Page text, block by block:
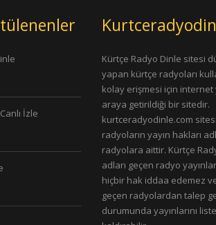
İzle
Kürtçe Radyo Dinle sitesi
yapan kürtçe radyoları
kolay erişmesi için internet
araya getirildiği bir sitedir.
kurtceradyodinle.com
radyoların yayın hakları
radyolara aittir. Kürtçe
adları geçen radyo
hiçbir hak iddaa edemez
geçen radyolardan talep
durumunda yayınlarını